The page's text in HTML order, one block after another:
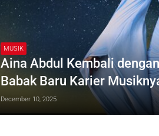
MUSIK
Aina Abdul Kembali
Babak Baru Karier
December 10, 2025